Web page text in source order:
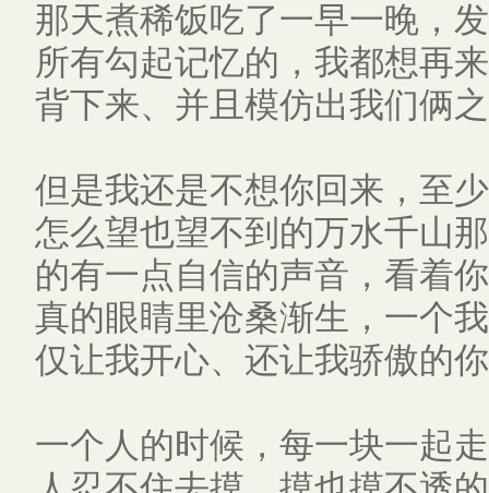
那天煮稀饭吃了一早一晚，
所有勾起记忆的，我都想再
背下来、并且模仿出我们俩
但是我还是不想你回来，至
怎么望也望不到的万水千山
的有一点自信的声音，看着
真的眼睛里沧桑渐生，一个
仅让我开心、还让我骄傲的
一个人的时候，每一块一起